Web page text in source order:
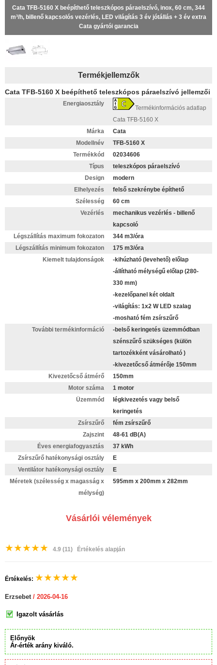
Cata TFB-5160 X beépíthető teleszkópos páraelszívó, inox, 60 cm, 344
m³/h, billenő kapcsolós vezérlés, LED világítás 3 év jótállás + 3 év extra
Cata gyártói garancia
Termékjellemzők
Cata TFB-5160 X beépíthető teleszkópos páraelszívó jellemzői
Energiaosztály
Termékinformációs adatlap
Cata TFB-5160 X
Márka
Cata
Modellnév
TFB-5160 X
Termékkód
02034606
Típus
teleszkópos páraelszívó
Design
modern
Elhelyezés
felső szekrénybe építhető
Szélesség
60 cm
Vezérlés
mechanikus vezérlés - billenő
kapcsoló
Légszállítás maximum fokozaton
344 m3/óra
Légszállítás minimum fokozaton
175 m3/óra
Kiemelt tulajdonságok
-kihúzható (levehető) előlap
-állítható mélységű előlap (280-
330 mm)
-kezelőpanel két oldalt
-világítás: 1x2 W LED szalag
-mosható fém zsírszűrő
További termékinformáció
-belső keringetés üzemmódban
szénszűrő szükséges (külön
tartozékként vásárolható )
-kivezetőcső átmérője 150mm
Kivezetőcső átmérő
150mm
Motor száma
1 motor
Üzemmód
légkivezetés vagy belső
keringetés
Zsírszűrő
fém zsírszűrő
Zajszint
48-61 dB(A)
Éves energiafogyasztás
37 kWh
Zsírszűrő hatékonysági osztály
E
Ventilátor hatékonysági osztály
E
Méretek (szélesség x magasság x
mélység)
595mm x 200mm x 282mm
Vásárlói vélemények
★★★★★ 4.9 (11) Értékelés alapján
Értékelés: ★★★★★
Erzsebet/ 2026-04-16
Igazolt vásárlás
Előnyök
Ár-érték arány kiváló.